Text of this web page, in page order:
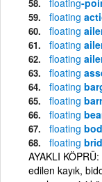
floating
floating
floating
floating
floating
floating
floating
floating
floating
floating
AYAKLI
edilen kayık,